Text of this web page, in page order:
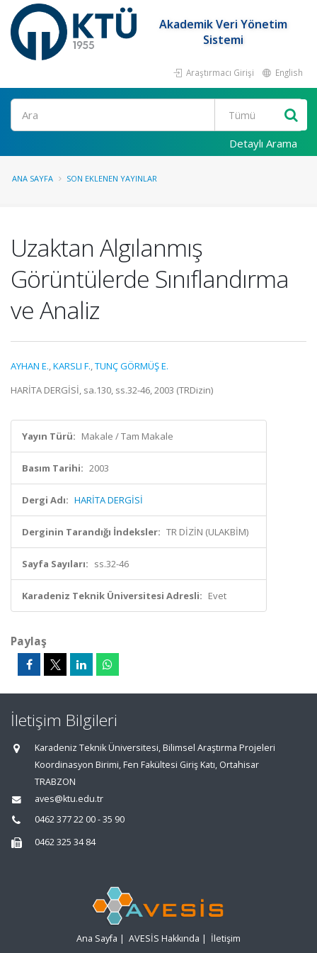
Akademik Veri Yönetim
Sistemi
Araştırmacı Girişi English
Ara
Detaylı Arama
ANA SAYFA SON EKLENEN YAYINLAR
Uzaktan Algılanmış
Görüntülerde Sınıflandırma
ve Analiz
AYHAN E.,KARSLI F.,TUNÇ GÖRMÜŞ E.
HARİTA DERGİSİ, sa.130, ss.32-46, 2003 (TRDizin)
Yayın Türü: Makale / Tam Makale
Basım Tarihi: 2003
Dergi Adı: HARİTA DERGİSİ
Derginin Tarandığı İndeksler: TR DİZİN (ULAKBİM)
Sayfa Sayıları: ss.32-46
Karadeniz Teknik Üniversitesi Adresli: Evet
Paylaş
İletişim Bilgileri
Karadeniz Teknik Üniversitesi, Bilimsel Araştırma Projeleri
Koordinasyon Birimi, Fen Fakültesi Giriş Katı, Ortahisar
TRABZON
aves@ktu.edu.tr
0462 377 22 00 - 35 90
0462 325 34 84
Ana Sayfa | AVESİS Hakkında | İletişim